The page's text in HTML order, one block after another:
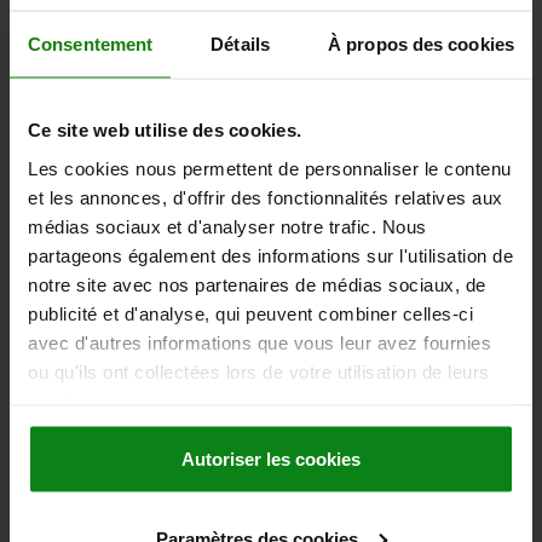
Consentement Détails À propos des cookies
Ce site web utilise des cookies.
Les cookies nous permettent de personnaliser le contenu
et les annonces, d'offrir des fonctionnalités relatives aux
médias sociaux et d'analyser notre trafic. Nous
partageons également des informations sur l'utilisation de
notre site avec nos partenaires de médias sociaux, de
publicité et d'analyse, qui peuvent combiner celles-ci
avec d'autres informations que vous leur avez fournies
ou qu'ils ont collectées lors de votre utilisation de leurs
Autoriser les cookies
Paramètres des cookies
STOP ADJUSTABLE, WITH END POSITION FEEDBACK
SIZE:3, M12, STAINLESS STEEL
D1=3 THREAD=M12 SIZE=3 B=25
Order number: 02160-120352
144,36 €
plus shipping costs
DETAILS
DETAILS